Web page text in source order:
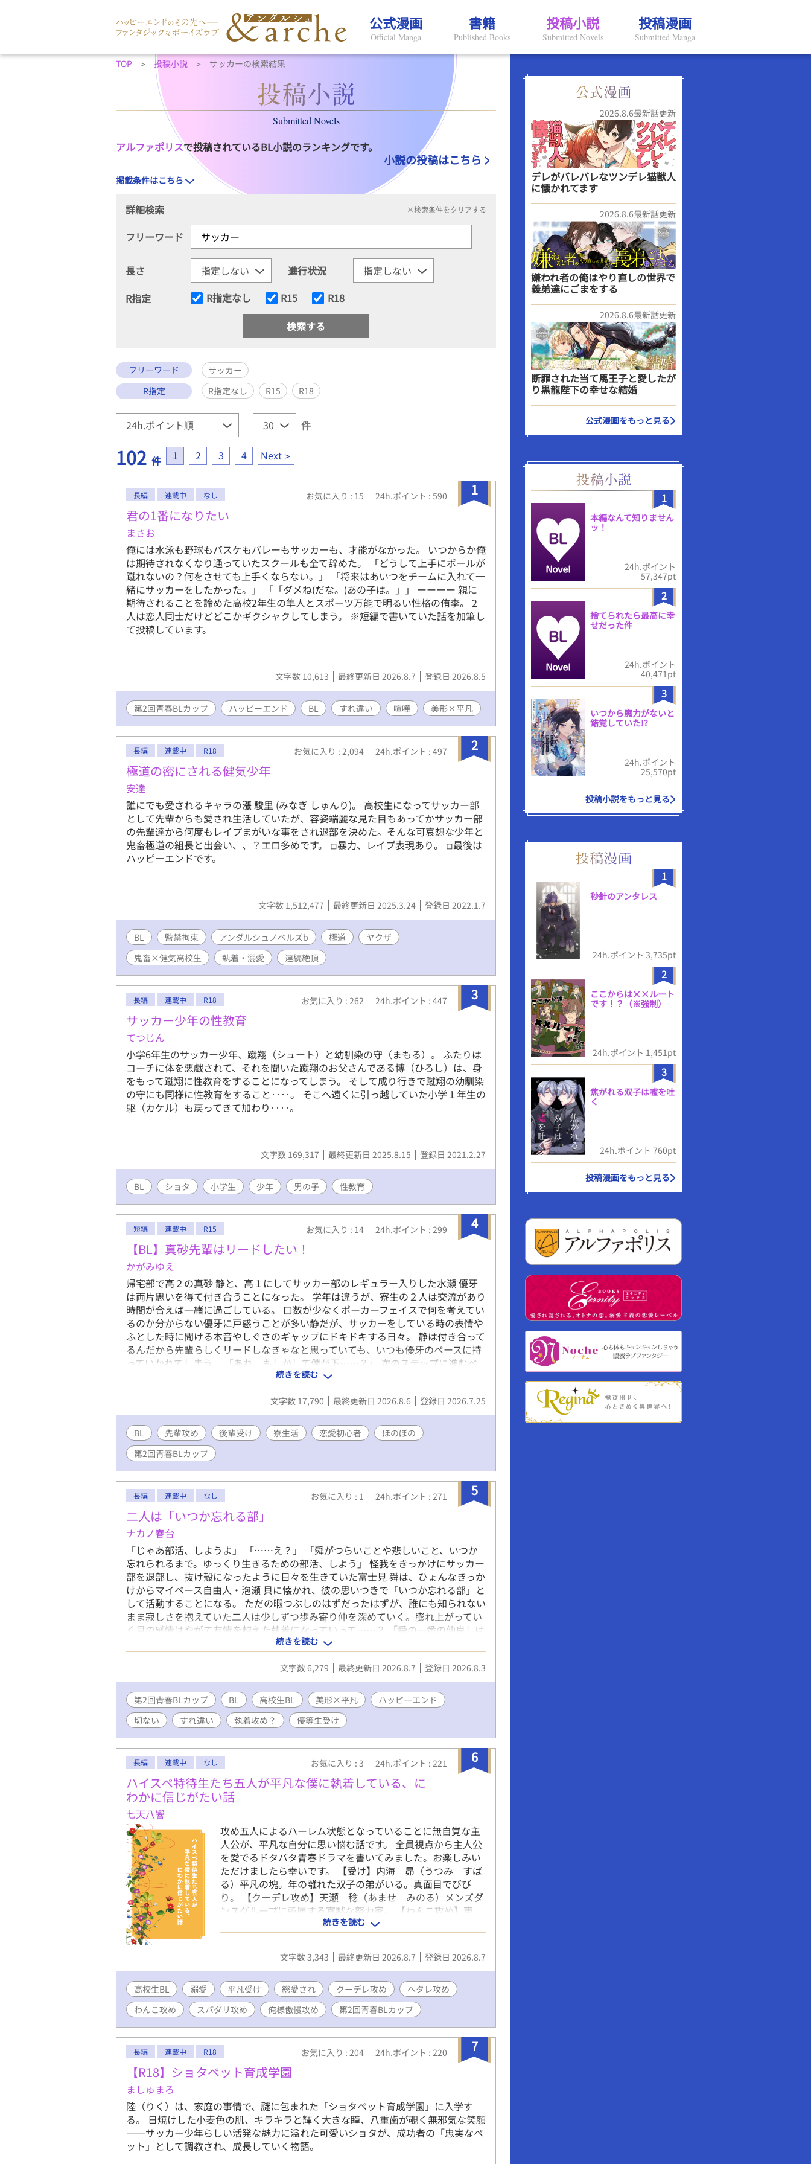
公式漫画
Official Manga
書籍
Published Books
投稿小説
Submitted Novels
投稿漫画
Submitted Manga
TOP 投稿小説 サッカーの検索結果
Submitted Novels
アルファポリスで投稿されているBL小説のランキングです。
小説の投稿はこちら
掲載条件はこちら
詳細検索 ×検索条件をクリアする
フリーワード
長さ
進行状況
R指定
R指定なし R15 R18
フリーワード
サッカー
R指定
R指定なし R15 R18
件
102 件 1 2 3 4 Next
1
長編 連載中 なし お気に入り : 15 24h.ポイント : 590
君の1番になりたい
まさお
俺には水泳も野球もバスケもバレーもサッカーも、才能がなかった。 いつからか俺
は期待されなくなり通っていたスクールも全て辞めた。 「どうして上手にボールが
蹴れないの？何をさせても上手くならない。」 「将来はあいつをチームに入れて一
緒にサッカーをしたかった。」 「「ダメね(だな。)あの子は。」」 ーーーー 親に
期待されることを諦めた高校2年生の隼人とスポーツ万能で明るい性格の侑李。 2
人は恋人同士だけどどこかギクシャクしてしまう。 ※短編で書いていた話を加筆し
て投稿しています。
文字数 10,613 最終更新日 2026.8.7 登録日 2026.8.5
第2回青春BLカップ ハッピーエンド BL すれ違い 喧嘩 美形×平凡
2
長編 連載中 R18 お気に入り : 2,094 24h.ポイント : 497
極道の密にされる健気少年
安達
誰にでも愛されるキャラの漲 駿里 (みなぎ しゅんり)。 高校生になってサッカー部
として先輩からも愛され生活していたが、容姿端麗な見た目もあってかサッカー部
の先輩達から何度もレイプまがいな事をされ退部を決めた。そんな可哀想な少年と
鬼畜極道の組長と出会い、、？エロ多めです。 ◽︎暴力、レイプ表現あり。 ◽︎最後は
ハッピーエンドです。
文字数 1,512,477 最終更新日 2025.3.24 登録日 2022.1.7
BL 監禁拘束 アンダルシュノベルズb 極道
ヤクザ
鬼畜×健気高校生
執着・溺愛 連続絶頂
3
長編 連載中 R18 お気に入り : 262 24h.ポイント : 447
サッカー少年の性教育
てつじん
小学6年生のサッカー少年、蹴翔（シュート）と幼馴染の守（まもる）。 ふたりは
コーチに体を悪戯されて、それを聞いた蹴翔のお父さんである博（ひろし）は、身
をもって蹴翔に性教育をすることになってしまう。 そして成り行きで蹴翔の幼馴染
の守にも同様に性教育をすること‥‥。 そこへ遠くに引っ越していた小学１年生の
駆（カケル）も戻ってきて加わり‥‥。
文字数 169,317 最終更新日 2025.8.15 登録日 2021.2.27
BL ショタ 小学生 少年 男の子 性教育
4
短編 連載中 R15 お気に入り : 14 24h.ポイント : 299
【BL】真砂先輩はリードしたい！
かがみゆえ
帰宅部で高２の真砂 静と、高１にしてサッカー部のレギュラー入りした水瀬 優牙
は両片思いを得て付き合うことになった。 学年は違うが、寮生の２人は交流があり
時間が合えば一緒に過ごしている。 口数が少なくポーカーフェイスで何を考えてい
るのか分からない優牙に戸惑うことが多い静だが、サッカーをしている時の表情や
ふとした時に聞ける本音やしぐさのギャップにドキドキする日々。 静は付き合って
るんだから先輩らしくリードしなきゃなと思っていても、いつも優牙のペースに持
っていかれてしまう。 「あれ、もしかして僕が下……？」 次のステップに進むべ
く、予習をしていると押し倒されるのは自分ではないかと思い始める静。 それも悪
くないかもと思うが、やっぱりリードしたい。 「先輩……」 「っ」 恋愛初心者の
２人は、不器用ながら仲を深めていくのだった。 ⚠️優牙×静に見えるが、静×優牙
である。 .
続きを読む
文字数 17,790 最終更新日 2026.8.6 登録日 2026.7.25
BL 先輩攻め 後輩受け 寮生活 恋愛初心者
ほのぼの
第2回青春BLカップ
5
長編 連載中 なし お気に入り : 1 24h.ポイント : 271
二人は「いつか忘れる部」
ナカノ春台
「じゃあ部活、しようよ」 「……え？」 「舜がつらいことや悲しいこと、いつか
忘れられるまで。ゆっくり生きるための部活、しよう」 怪我をきっかけにサッカー
部を退部し、抜け殻になったように日々を生きていた富士見 舜は、ひょんなきっか
けからマイペース自由人・泡瀬 貝に懐かれ、彼の思いつきで「いつか忘れる部」と
して活動することになる。 ただの暇つぶしのはずだったはずが、誰にも知られない
まま寂しさを抱えていた二人は少しずつ歩み寄り仲を深めていく。膨れ上がってい
く貝の感情はやがて友情を越えた執着になっていって……？ 「舜の一番の仲良しは
ぼくじゃないと嫌だ」 「ぼくが一番、舜のことを知ってる。ぼくが一番、舜を安心
させてあげられる。ねえ、そうでしょ」 「ぼくだけの、舜でいてよ」 不思議系儚
げ美形マイペース攻め×過去を引きずる平凡世話焼き受け 不器用な二人の恋の行方
を描く、ちょっぴり寂しくてちょっぴり危ういハートフル高校生BLです。 平日は
毎日更新できるようがんばっていきます。 第2回青春BLカップにもエントリーして
いますので、応援どうぞよろしくお願いいたします。 ◇ （攻） 泡瀬 貝(あわせ
かい) 高校3年生。浮世離れした儚げで中性的な容姿と突飛な言動が目を引く。マイ
ペースをきわめ、何にも縛られず何をも縛らない自由人。だが出席日数が圧倒的に
足りない。 （受） 富士見 舜(ふじみ しゅん) 高校3年生。2年の秋、怪我をきっ
かけにいろいろあってサッカー部を退部した。現在は受験勉強に打ち込む優等生。
人に甘えたり頼ったりするのが苦手。
続きを読む
文字数 6,279 最終更新日 2026.8.7 登録日 2026.8.3
第2回青春BLカップ BL 高校生BL 美形×平凡
ハッピーエンド
切ない
すれ違い 執着攻め？ 優等生受け
6
長編 連載中 なし お気に入り : 3 24h.ポイント : 221
ハイスペ特待生たち五人が平凡な僕に執着している、に
わかに信じがたい話
七天八響
攻め五人によるハーレム状態となっていることに無自覚な主
人公が、平凡な自分に思い悩む話です。 全員視点から主人公
を愛でるドタバタ青春ドラマを書いてみました。お楽しみい
ただけましたら幸いです。 【受け】内海 昴（うつみ すば
る）平凡の塊。年の離れた双子の弟がいる。真面目でびび
り。 【クーデレ攻め】天瀬 稔（あませ みのる）メンズダ
ンスグループに所属する寡黙な努力家。 【わんこ攻め】東
弘和（あずま ひろかず）大人気Vチューバー。昴の声が好
き。 【俺様傲慢攻め】笹野 高志郎（ささの こうしろう）
高校生小説家。次作は昴をモデルに書くと言って追いかけ回
している。 【ヘタレ攻め】瀬戸口 慧人（せとぐち けい
ダリ攻め】日下部 雅史（くさかべ まさふみ）アプリ開発
会社で起業している、高校生社長。 他サイトにも投稿してい
ます。
続きを読む
文字数 3,343 最終更新日 2026.8.7 登録日 2026.8.7
高校生BL 溺愛 平凡受け 総愛され クーデレ攻め
ヘタレ攻め
わんこ攻め
スパダリ攻め 俺様傲慢攻め 第2回青春BLカップ
7
長編 連載中 R18 お気に入り : 204 24h.ポイント : 220
【R18】ショタペット育成学園
ましゅまろ
陸（りく）は、家庭の事情で、謎に包まれた「ショタペット育成学園」に入学す
る。 日焼けした小麦色の肌、キラキラと輝く大きな瞳、八重歯が覗く無邪気な笑顔
――サッカー少年らしい活発な魅力に溢れた可愛いショタが、成功者の「忠実なペ
ット」として調教され、成長していく物語。
2026.8.6最新話更新
デレがバレバレなツンデレ猫獣人
に懐かれてます
2026.8.6最新話更新
嫌われ者の俺はやり直しの世界で
義弟達にごまをする
2026.8.6最新話更新
断罪された当て馬王子と愛したが
り黒龍陛下の幸せな結婚
公式漫画をもっと見る
1
本編なんて知りません
ッ！
24h.ポイント
57,347pt
2
捨てられたら最高に幸
せだった件
24h.ポイント
40,471pt
3
いつから魔力がないと
錯覚していた!?
24h.ポイント
25,570pt
投稿小説をもっと見る
1
秒針のアンタレス
24h.ポイント 3,735pt
2
ここからは××ルート
です！？（※強制）
24h.ポイント 1,451pt
3
焦がれる双子は嘘を吐
く
24h.ポイント 760pt
投稿漫画をもっと見る